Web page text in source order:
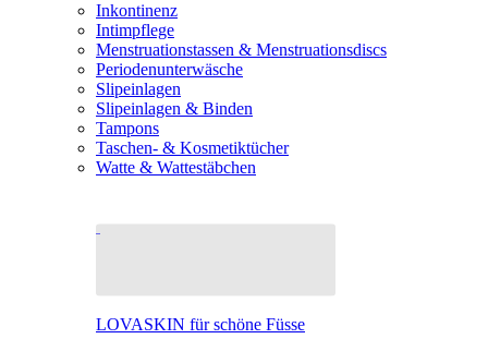
Inkontinenz
Intimpflege
Menstruationstassen & Menstruationsdiscs
Periodenunterwäsche
Slipeinlagen
Slipeinlagen & Binden
Tampons
Taschen- & Kosmetiktücher
Watte & Wattestäbchen
LOVASKIN für schöne Füsse